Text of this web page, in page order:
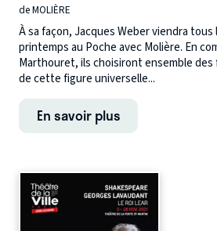
de MOLIÈRE
À sa façon, Jacques Weber viendra
printemps au Poche avec Molière. En
Marthouret, ils choisiront ensemble
de cette figure universelle...
En savoir plus